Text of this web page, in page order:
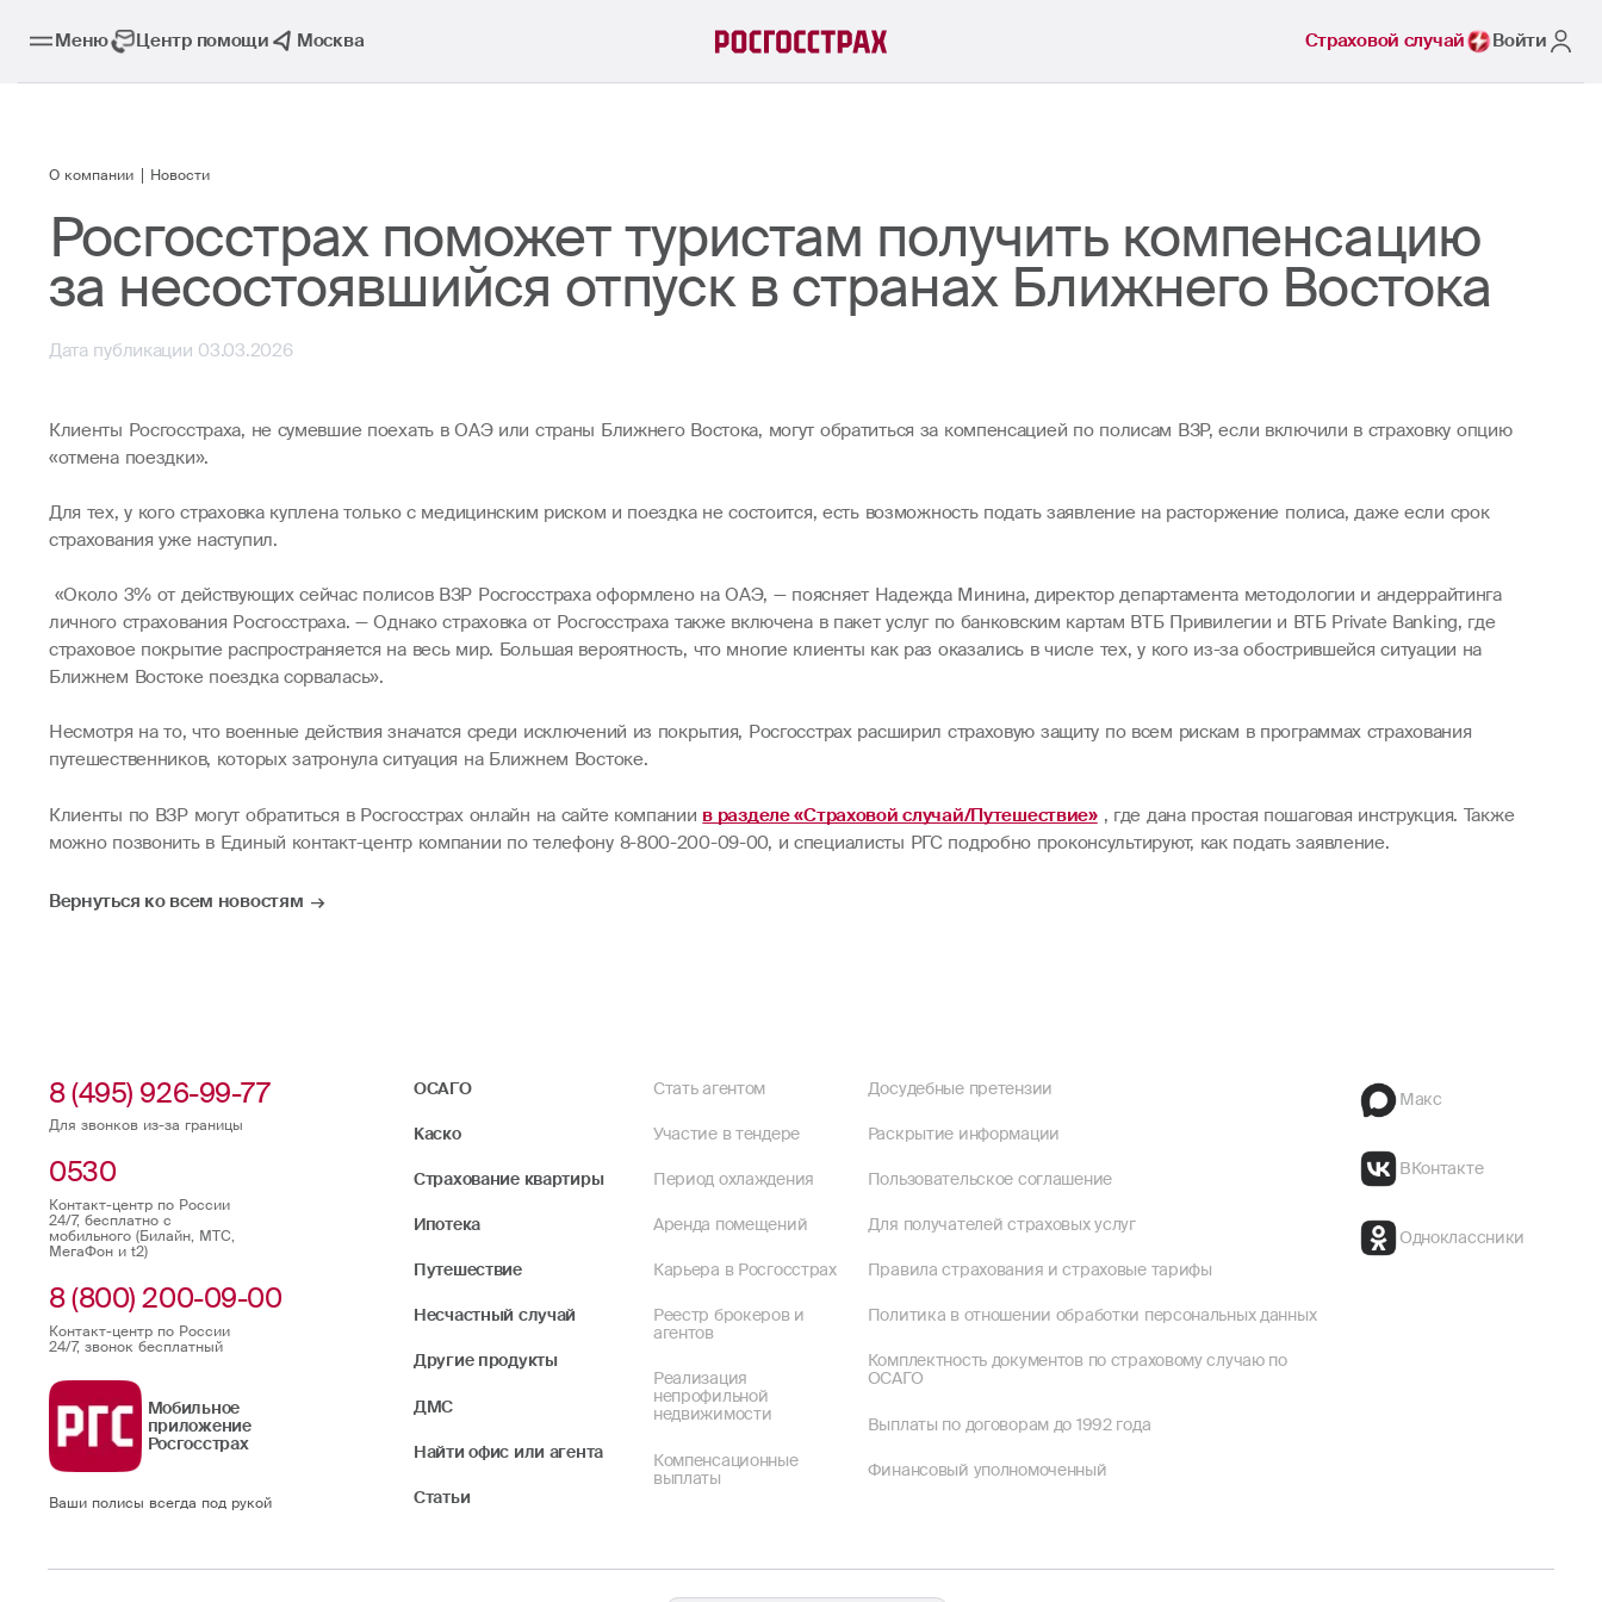
Меню Центр помощи Москва Страховой случай Войти
О компании Новости
Росгосстрах поможет туристам получить компенсацию
за несостоявшийся отпуск в странах Ближнего Востока
Дата публикации 03.03.2026
Клиенты Росгосстраха, не сумевшие поехать в ОАЭ или страны Ближнего Востока, могут обратиться за компенсацией по полисам ВЗР, если включили в страховку опцию
«отмена поездки».
Для тех, у кого страховка куплена только с медицинским риском и поездка не состоится, есть возможность подать заявление на расторжение полиса, даже если срок
страхования уже наступил.
«Около 3% от действующих сейчас полисов ВЗР Росгосстраха оформлено на ОАЭ, — поясняет Надежда Минина, директор департамента методологии и андеррайтинга
личного страхования Росгосстраха. — Однако страховка от Росгосстраха также включена в пакет услуг по банковским картам ВТБ Привилегии и ВТБ Private Banking, где
страховое покрытие распространяется на весь мир. Большая вероятность, что многие клиенты как раз оказались в числе тех, у кого из-за обострившейся ситуации на
Ближнем Востоке поездка сорвалась».
Несмотря на то, что военные действия значатся среди исключений из покрытия, Росгосстрах расширил страховую защиту по всем рискам в программах страхования
путешественников, которых затронула ситуация на Ближнем Востоке.
Клиенты по ВЗР могут обратиться в Росгосстрах онлайн на сайте компании в разделе «Страховой случай/Путешествие» , где дана простая пошаговая инструкция. Также
можно позвонить в Единый контакт-центр компании по телефону 8-800-200-09-00, и специалисты РГС подробно проконсультируют, как подать заявление.
Вернуться ко всем новостям
8 (495) 926-99-77
Для звонков из-за границы
0530
Контакт-центр по России
24/7, бесплатно с
мобильного (Билайн, МТС,
МегаФон и t2)
8 (800) 200-09-00
Контакт-центр по России
24/7, звонок бесплатный
Мобильное
приложение
Росгосстрах
Ваши полисы всегда под рукой
ОСАГО
Каско
Страхование квартиры
Ипотека
Путешествие
Несчастный случай
Другие продукты
ДМС
Найти офис или агента
Статьи
Стать агентом
Участие в тендере
Период охлаждения
Аренда помещений
Карьера в Росгосстрах
Реестр брокеров и
агентов
Реализация
непрофильной
недвижимости
Компенсационные
выплаты
Досудебные претензии
Раскрытие информации
Пользовательское соглашение
Для получателей страховых услуг
Правила страхования и страховые тарифы
Политика в отношении обработки персональных данных
Комплектность документов по страховому случаю по
ОСАГО
Выплаты по договорам до 1992 года
Финансовый уполномоченный
Макс
ВКонтакте
Одноклассники